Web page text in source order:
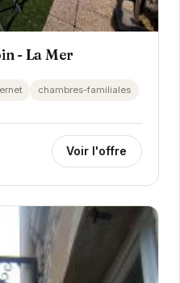
- La Mer
chambres-familiales
Voir l'offre